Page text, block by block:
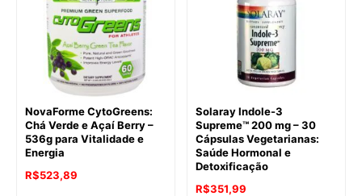
NovaForme CytoGreens:
Chá Verde e Açaí Berry –
536g para Vitalidade e
Energia
R$523,89
Solaray Indole-3
Supreme™ 200 mg – 30
Cápsulas Vegetarianas:
Saúde Hormonal e
Detoxificação
R$351,99